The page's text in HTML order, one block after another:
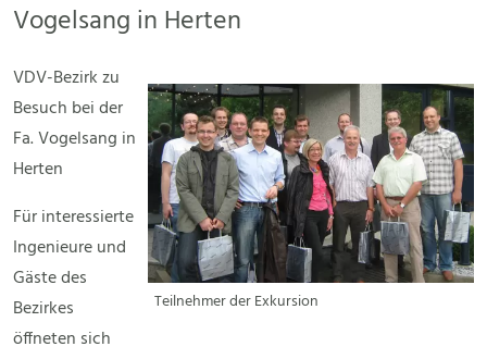
Vogelsang in Herten
Teilnehmer der Exkursion
VDV-Bezirk zu
Besuch bei der
Fa. Vogelsang in
Herten
Für interessierte
Ingenieure und
Gäste des
Bezirkes
öffneten sich